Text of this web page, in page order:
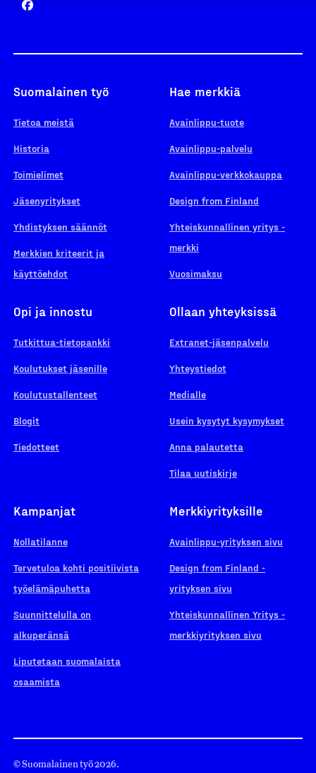
Suomalainen työ
Tietoa meistä
Historia
Toimielimet
Jäsenyritykset
Yhdistyksen säännöt
Merkkien kriteerit ja
käyttöehdot
Hae merkkiä
Avainlippu-tuote
Avainlippu-palvelu
Avainlippu-verkkokauppa
Design from Finland
Yhteiskunnallinen yritys -
merkki
Vuosimaksu
Opi ja innostu
Tutkittua-tietopankki
Koulutukset jäsenille
Koulutustallenteet
Blogit
Tiedotteet
Ollaan yhteyksissä
Extranet-jäsenpalvelu
Yhteystiedot
Medialle
Usein kysytyt kysymykset
Anna palautetta
Tilaa uutiskirje
Kampanjat
Nollatilanne
Tervetuloa kohti positiivista
työelämäpuhetta
Suunnittelulla on
alkuperänsä
Liputetaan suomalaista
osaamista
Merkkiyrityksille
Avainlippu-yrityksen sivu
Design from Finland -
yrityksen sivu
Yhteiskunnallinen Yritys -
merkkiyrityksen sivu
© Suomalainen työ 2026.